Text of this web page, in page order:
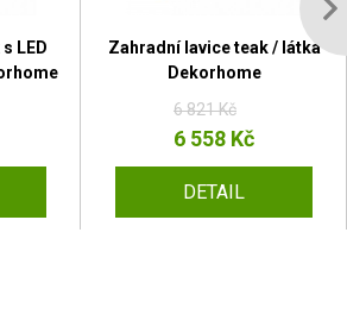
LED
Zahradní lavice teak / látka
Dekorhome
6 821 Kč
6 558 Kč
DETAIL